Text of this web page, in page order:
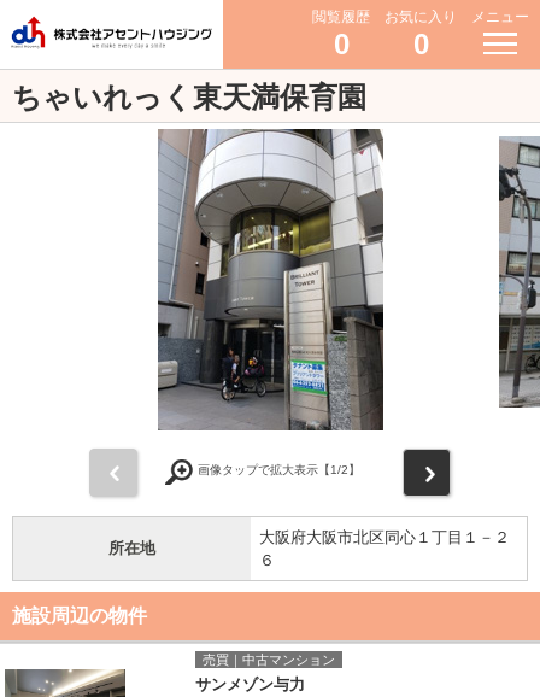
閲覧履歴
0
お気に入り
0
メニュー
ちゃいれっく東天満保育園
画像タップで拡大表示【1/2】
所在地
大阪府大阪市北区同心１丁目１－２
６
施設周辺の物件
売買｜中古マンション
サンメゾン与力